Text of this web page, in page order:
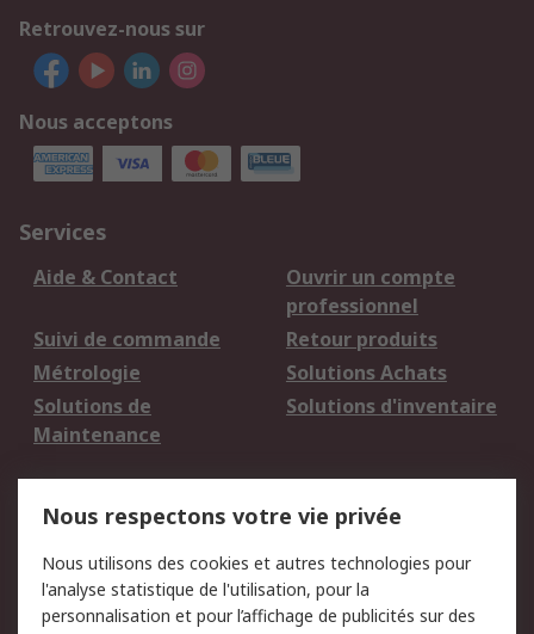
Retrouvez-nous sur
Nous acceptons
Services
Aide & Contact
Ouvrir un compte
professionnel
Suivi de commande
Retour produits
Métrologie
Solutions Achats
Solutions de
Maintenance
Solutions d'inventaire
du site
Politique de protection
Sécurité des E-mails
Nous respectons votre vie privée
Nous utilisons des cookies et autres technologies pour
l'analyse statistique de l'utilisation, pour la
personnalisation et pour l’affichage de publicités sur des